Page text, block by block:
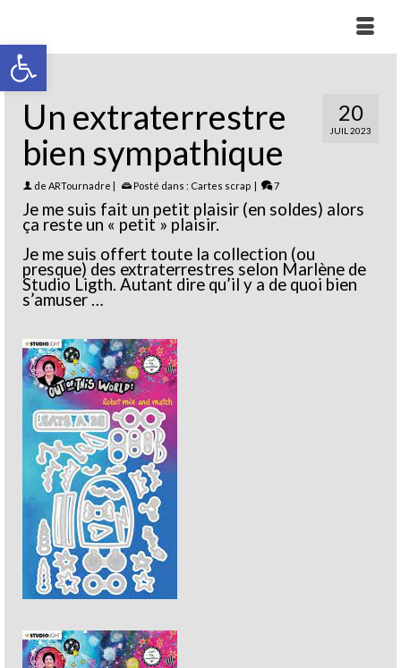
Ouvrir la barre d’outils
20
JUIL 2023
Un extraterrestre
bien sympathique
de ARTournadre | Posté dans : Cartes scrap | 7
Je me suis fait un petit plaisir (en soldes) alors
ça reste un « petit » plaisir.
Je me suis offert toute la collection (ou
presque) des extraterrestres selon Marlène de
Studio Ligth. Autant dire qu’il y a de quoi bien
s’amuser …